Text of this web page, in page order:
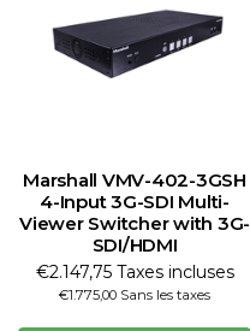
Marshall VMV-402-3GSH
4-Input 3G-SDI Multi-
Viewer Switcher with 3G-
SDI/HDMI
€2.147,75 Taxes incluses
€1.775,00 Sans les taxes